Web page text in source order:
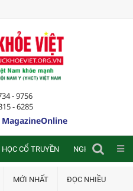
- 9756
- 6285
HỌC CỔ TRUYỀN NGHIÊN CỨU
MỚI NHẤT ĐỌC NHIỀU